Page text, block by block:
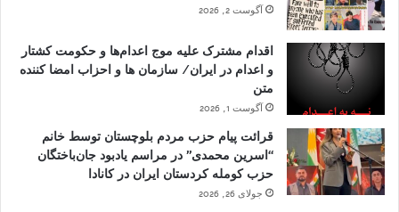
آگوست 2, 2026
اقدام مشترک علیه موج اعدام‌ها و حکومت کشتار
و اعدام در ایران/ سازمان ها و احزاب امضا کننده
متن
آگوست 1, 2026
قرائت پیام حزب مردم بلوچستان توسط خانم
“اسرین محمدی” در مراسم یادبود جان‌باختگان
حزب کومله کردستان ایران در کانادا
جولای 26, 2026